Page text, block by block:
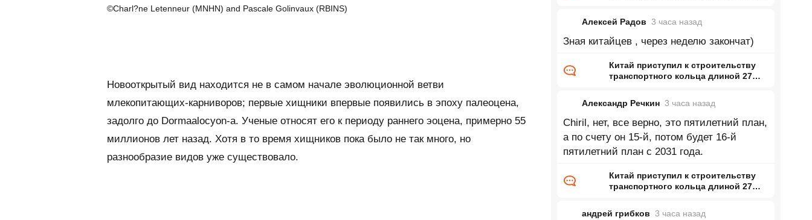
©Charl?ne Letenneur (MNHN) and Pascale Golinvaux (RBINS)
Новооткрытый вид находится не в самом начале эволюционной ветви
млекопитающих-карниворов; первые хищники впервые появились в эпоху палеоцена,
задолго до Dormaalocyon-а. Ученые относят его к периоду раннего эоцена, примерно 55
миллионов лет назад. Хотя в то время хищников пока было не так много, но
разнообразие видов уже существовало.
Алексей Радов 3 часа назад
Зная китайцев , через неделю закончат)
Китай приступил к строительству
транспортного кольца длиной 27
Александр Речкин 3 часа назад
Chiril, нет, все верно, это пятилетний план,
а по счету он 15-й, потом будет 16-й
пятилетний план с 2031 года.
Китай приступил к строительству
транспортного кольца длиной 27
андрей грибков 3 часа назад